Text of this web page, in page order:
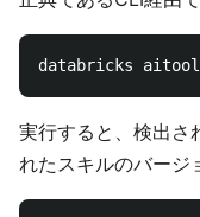
databricks
実行すると、検出さ
れたスキルのバージ